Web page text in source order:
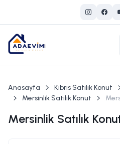
Anasayfa Kıbrıs Satılık Konut
Mersinlik Satılık Konut
Mersinlik Satılık